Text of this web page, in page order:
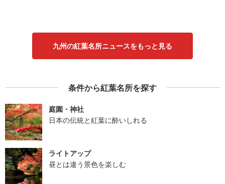
九州の紅葉名所ニュースをもっと見る
条件から紅葉名所を探す
庭園・神社
日本の伝統と紅葉に酔いしれる
ライトアップ
昼とは違う景色を楽しむ